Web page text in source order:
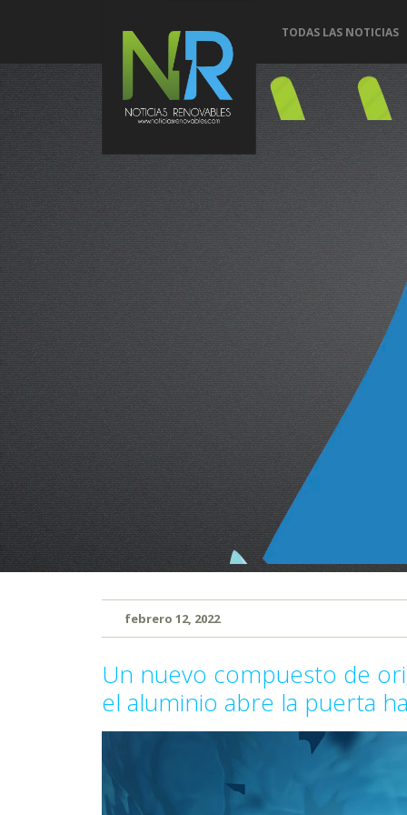
TODAS LAS NOTICIAS
febrero 12, 2022
Un nuevo compuesto de
el aluminio abre la puerta